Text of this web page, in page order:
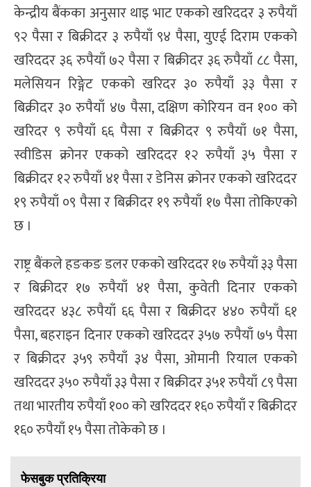
केन्द्रीय बैंकका अनुसार थाइ भाट एकको खरिददर ३ रुपैयाँ
९२ पैसा र बिक्रीदर ३ रुपैयाँ ९४ पैसा, युएई दिराम एकको
खरिददर ३६ रुपैयाँ ७२ पैसा र बिक्रीदर ३६ रुपैयाँ ८८ पैसा,
मलेसियन रिङ्गेट एकको खरिदर ३० रुपैयाँ ३३ पैसा र
बिक्रीदर ३० रुपैयाँ ४७ पैसा, दक्षिण कोरियन वन १०० को
खरिदर ९ रुपैयाँ ६६ पैसा र बिक्रीदर ९ रुपैयाँ ७१ पैसा,
स्वीडिस क्रोनर एकको खरिददर १२ रुपैयाँ ३५ पैसा र
बिक्रीदर १२ रुपैयाँ ४१ पैसा र डेनिस क्रोनर एकको खरिददर
१९ रुपैयाँ ०९ पैसा र बिक्रीदर १९ रुपैयाँ १७ पैसा तोकिएको
छ ।
राष्ट्र बैंकले हङकङ डलर एकको खरिददर १७ रुपैयाँ ३३ पैसा
र बिक्रीदर १७ रुपैयाँ ४१ पैसा, कुवेती दिनार एकको
खरिददर ४३८ रुपैयाँ ६६ पैसा र बिक्रीदर ४४० रुपैयाँ ६१
पैसा, बहराइन दिनार एकको खरिददर ३५७ रुपैयाँ ७५ पैसा
र बिक्रीदर ३५९ रुपैयाँ ३४ पैसा, ओमानी रियाल एकको
खरिददर ३५० रुपैयाँ ३३ पैसा र बिक्रीदर ३५१ रुपैयाँ ८९ पैसा
तथा भारतीय रुपैयाँ १०० को खरिददर १६० रुपैयाँ र बिक्रीदर
१६० रुपैयाँ १५ पैसा तोकेको छ ।
फेसबुक प्रतिक्रिया